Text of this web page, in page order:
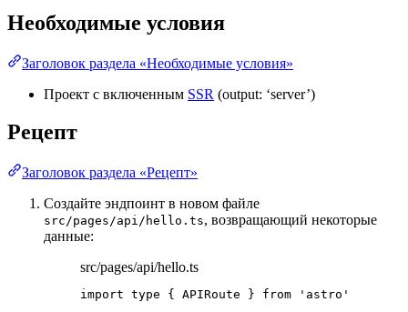
Необходимые условия
Заголовок раздела «Необходимые условия»
Проект с включенным SSR (output: ‘server’)
Рецепт
Заголовок раздела «Рецепт»
Создайте эндпоинт в новом файле
src/pages/api/hello.ts, возвращающий некоторые
данные:
src/pages/api/hello.ts
import type { APIRoute } from ' astro '